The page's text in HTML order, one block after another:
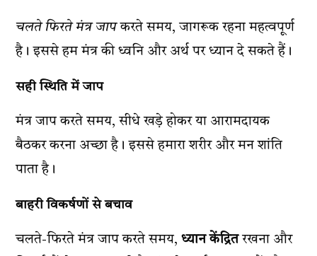
चलते फिरते मंत्र जापकरते समय, जागरूक रहना महत्वपूर्ण
है। इससे हम मंत्र की ध्वनि और अर्थ पर ध्यान दे सकते हैं।
सही स्थिति में जाप
मंत्र जाप करते समय, सीधे खड़े होकर या आरामदायक
बैठकर करना अच्छा है। इससे हमारा शरीर और मन शांति
पाता है।
बाहरी विकर्षणों से बचाव
चलते-फिरते मंत्र जाप करते समय,ध्यान केंद्रितरखना और